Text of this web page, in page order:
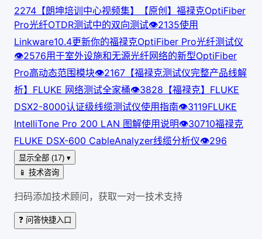
2274 【朗坤培训中心视频集】【原创】福禄克OptiFiber
Pro光纤OTDR测试中的双向测试👁2135使用
Linkware10.4更新你的福禄克OptiFiber Pro光纤测试仪
👁2576用于室外设施和无源光纤网络的新型OptiFiber
Pro高动态范围模块👁2167 【福禄克测试仪完整产品线解
析】FLUKE 网络测试全家桶👁3828 【福禄克】FLUKE
DSX2-8000认证级线缆测试仪使用指南👁3119FLUKE
IntelliTone Pro 200 LAN 图解使用说明👁30710福禄克
FLUKE DSX-600 CableAnalyzer线缆分析仪👁296
显示全部 (17) ▾
📱 技术咨询
扫码添加技术顾问，获取一对一技术支持
❓ 问答快捷入口